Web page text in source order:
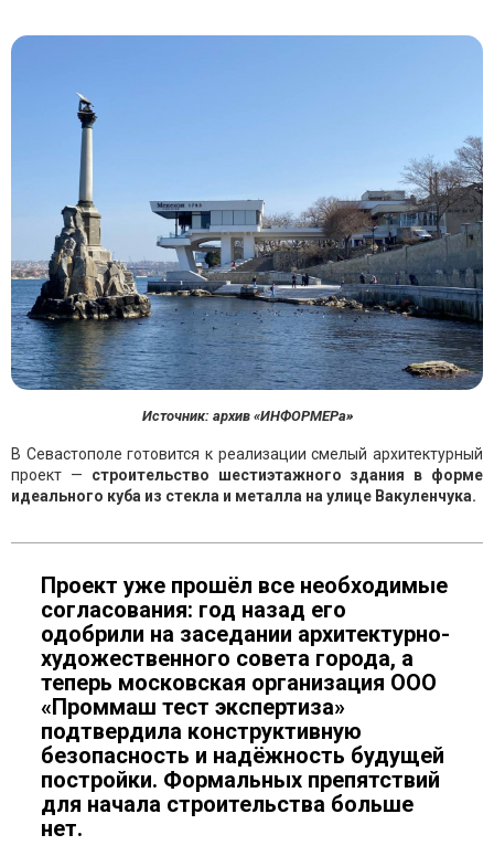
Источник: архив «ИНФОРМЕРа»
В Севастополе готовится к реализации смелый архитектурный
проект — строительство шестиэтажного здания в форме
идеального куба из стекла и металла на улице Вакуленчука.
Проект уже прошёл все необходимые
согласования: год назад его
одобрили на заседании архитектурно-
художественного совета города, а
теперь московская организация ООО
«Проммаш тест экспертиза»
подтвердила конструктивную
безопасность и надёжность будущей
постройки. Формальных препятствий
для начала строительства больше
нет.